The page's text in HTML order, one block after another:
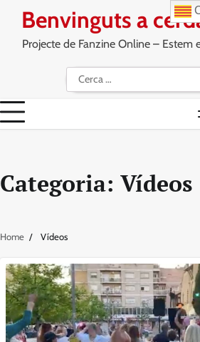
content
Benvinguts a
Projecte de Fanzine Online – Estem
Cerca:
Categoria: Vídeos
Home Vídeos